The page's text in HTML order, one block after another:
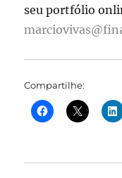
seu portfólio
Compartilhe: